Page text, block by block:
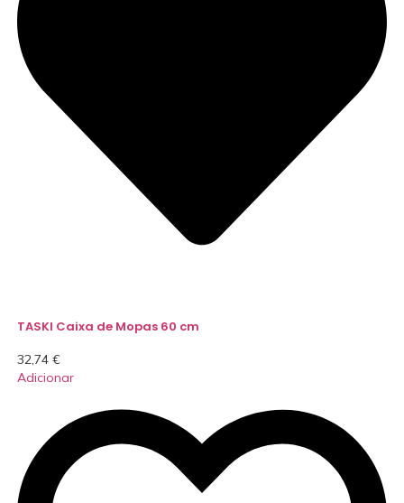
TASKI Caixa de Mopas 60 cm
32,74 €
Adicionar